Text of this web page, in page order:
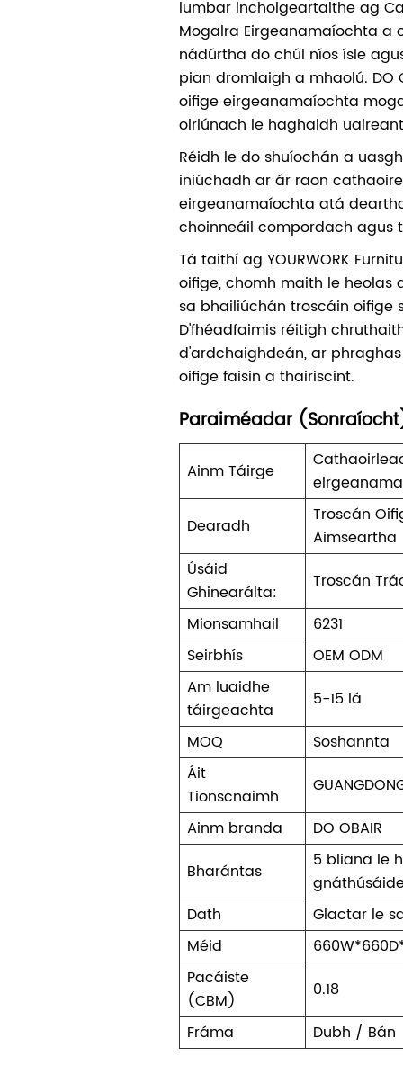
lumbar inchoigeartaithe ag
Mogalra Eirgeanamaíochta a
nádúrtha do chúl níos ísle
pian dromlaigh a mhaolú. DO
oifige eirgeanamaíochta
oiriúnach le haghaidh
Réidh le do shuíochán a
iniúchadh ar ár raon
eirgeanamaíochta atá
choinneáil compordach agus
Tá taithí ag YOURWORK
oifige, chomh maith le heolas
sa bhailiúchán troscáin oifige
D'fhéadfaimis réitigh
d'ardchaighdeán, ar
oifige faisin a thairiscint.
Paraiméadar
Ainm Táirge
Dearadh
Troscán
Aimseartha
Úsáid
Ghinearálta:
Troscán
Mionsamhail
6231
Seirbhís
OEM ODM
Am luaidhe
táirgeachta
5-15 lá
MOQ
Soshannta
Áit
Tionscnaimh
Ainm branda
DO OBAIR
Bharántas
5 bliana le
Dath
Glactar le
Méid
Pacáiste
(CBM)
0.18
Fráma
Dubh / Bán